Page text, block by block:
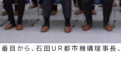
、石田ＵＲ都市機構理事長、